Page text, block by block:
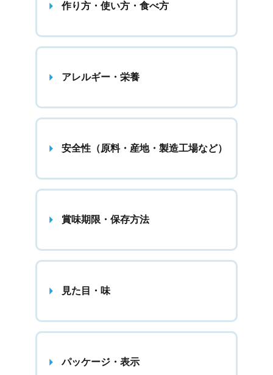
作り方・使い方・食べ方
アレルギー・栄養
安全性（原料・産地・製造工場など）
賞味期限・保存方法
見た目・味
パッケージ・表示